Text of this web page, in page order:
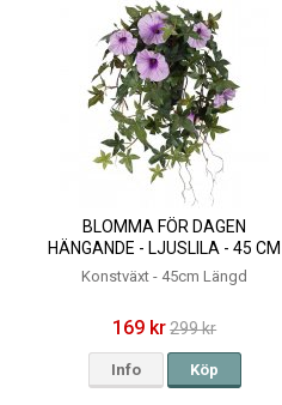
BLOMMA FÖR DAGEN
HÄNGANDE - LJUSLILA - 45 CM
Konstväxt - 45cm Längd
169 kr 299 kr
Info Köp